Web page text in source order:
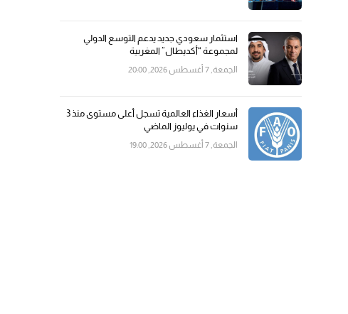
استثمار سعودي جديد يدعم التوسع الدولي
لمجموعة “أكديطال” المغربية
الجمعة, 7 أغسطس 2026, 20:00
أسعار الغذاء العالمية تسجل أعلى مستوى منذ 3
سنوات في يوليوز الماضي
الجمعة, 7 أغسطس 2026, 19:00